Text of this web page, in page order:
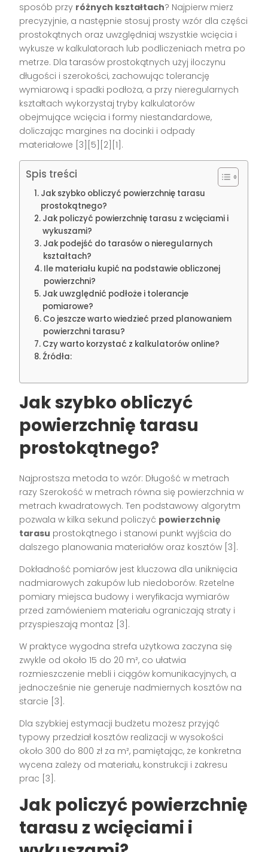
sposób przy różnych kształtach? Najpierw mierz
precyzyjnie, a następnie stosuj prosty wzór dla części
prostokątnych oraz uwzględniaj wszystkie wcięcia i
wykusze w kalkulatorach lub podliczeniach metra po
metrze. Dla tarasów prostokątnych użyj iloczynu
długości i szerokości, zachowując tolerancję
wymiarową i spadki podłoża, a przy nieregularnych
kształtach wykorzystaj tryby kalkulatorów
obejmujące wcięcia i formy niestandardowe,
doliczając margines na docinki i odpady
materiałowe [3][5][2][1].
Spis treści
Jak szybko obliczyć powierzchnię tarasu
prostokątnego?
Jak policzyć powierzchnię tarasu z wcięciami i
wykuszami?
Jak podejść do tarasów o nieregularnych
kształtach?
Ile materiału kupić na podstawie obliczonej
powierzchni?
Jak uwzględnić podłoże i tolerancje
pomiarowe?
Co jeszcze warto wiedzieć przed planowaniem
powierzchni tarasu?
Czy warto korzystać z kalkulatorów online?
Źródła:
Jak szybko obliczyć
powierzchnię tarasu
prostokątnego?
Najprostsza metoda to wzór: Długość w metrach
razy Szerokość w metrach równa się powierzchnia w
metrach kwadratowych. Ten podstawowy algorytm
pozwala w kilka sekund policzyć powierzchnię
tarasu prostokątnego i stanowi punkt wyjścia do
dalszego planowania materiałów oraz kosztów [3].
Dokładność pomiarów jest kluczowa dla uniknięcia
nadmiarowych zakupów lub niedoborów. Rzetelne
pomiary miejsca budowy i weryfikacja wymiarów
przed zamówieniem materiału ograniczają straty i
przyspieszają montaż [3].
W praktyce wygodna strefa użytkowa zaczyna się
zwykle od około 15 do 20 m², co ułatwia
rozmieszczenie mebli i ciągów komunikacyjnych, a
jednocześnie nie generuje nadmiernych kosztów na
starcie [3].
Dla szybkiej estymacji budżetu możesz przyjąć
typowy przedział kosztów realizacji w wysokości
około 300 do 800 zł za m², pamiętając, że konkretna
wycena zależy od materiału, konstrukcji i zakresu
prac [3].
Jak policzyć powierzchnię
tarasu z wcięciami i